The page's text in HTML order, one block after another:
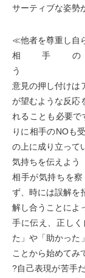
サーティブな姿勢
≪他者を尊重し自
相手
意見の押し付けは
が望むような反応
れることも必要で
りに相手のNOも
の上に成り立って
気持ちを伝えよう
相手が気持ちを
ず、時には誤解を
解し合うことによ
手に伝え、正し
た」や「助かった
ことから始めてみ
?自己表現が苦手